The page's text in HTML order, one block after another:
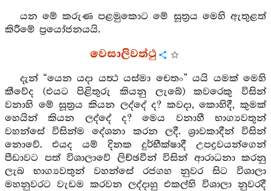
යන මේ කරුණ පළමුකොට මේ සූත්‍රය මෙහි ඇතුළත්
කිරීමේ ප්‍රයෝජනයයි.
වෙසාලිවත්ථු
දැන් “යෙන යදා යත්‍ථ යස්මා චෙතං” යයි යමක් මෙහි
කීවේද (එයට පිළිතුරු කියනු ලැබේ) කවරෙකු විසින්
වනාහි මේ සූත්‍රය කියන ලද්දේ ද? කවදා, කොහිදී, කුමක්
හෙයින් කියන ලද්දේ ද? මෙය වනාහී භාග්‍යවතුන්
වහන්සේ විසින්ම දේශනා කරන ලදී. ශ්‍රාවකාදීන් විසින්
නොවේ. එයද යම් දිනක දුර්භීක්ෂාදී උපද්‍රවයන්ගෙන්
පීඩාවට පත් විශාලාවේ ලිච්ඡවීන් විසින් ආරාධනා කරනු
ලැබ භාග්‍යවතුන් වහන්සේ රජගහ නුවර සිට විශාලා
මහනුවරට වැඩම කරවන ලද්දාහු එකල්හි විශාලා නුවරදී